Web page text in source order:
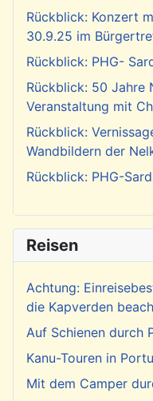
Rückblick: Konzert
30.9.25 im
Rückblick: PHG-
Rückblick: 50 Jahre
Veranstaltung mit
Rückblick:
Wandbildern der
Rückblick: PHG-
Reisen
Achtung:
die Kapverden
Auf Schienen durch
Kanu-Touren in
Mit dem Camper